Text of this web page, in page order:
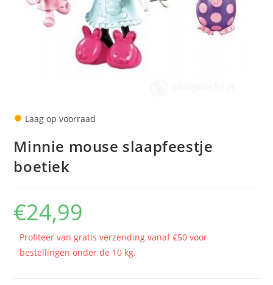
● Laag op voorraad
Minnie mouse slaapfeestje
boetiek
€24,99
Profiteer van gratis verzending vanaf €50 voor
bestellingen onder de 10 kg.